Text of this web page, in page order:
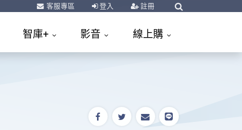
客服專區 登入 註冊
智庫+ 影音 線上購